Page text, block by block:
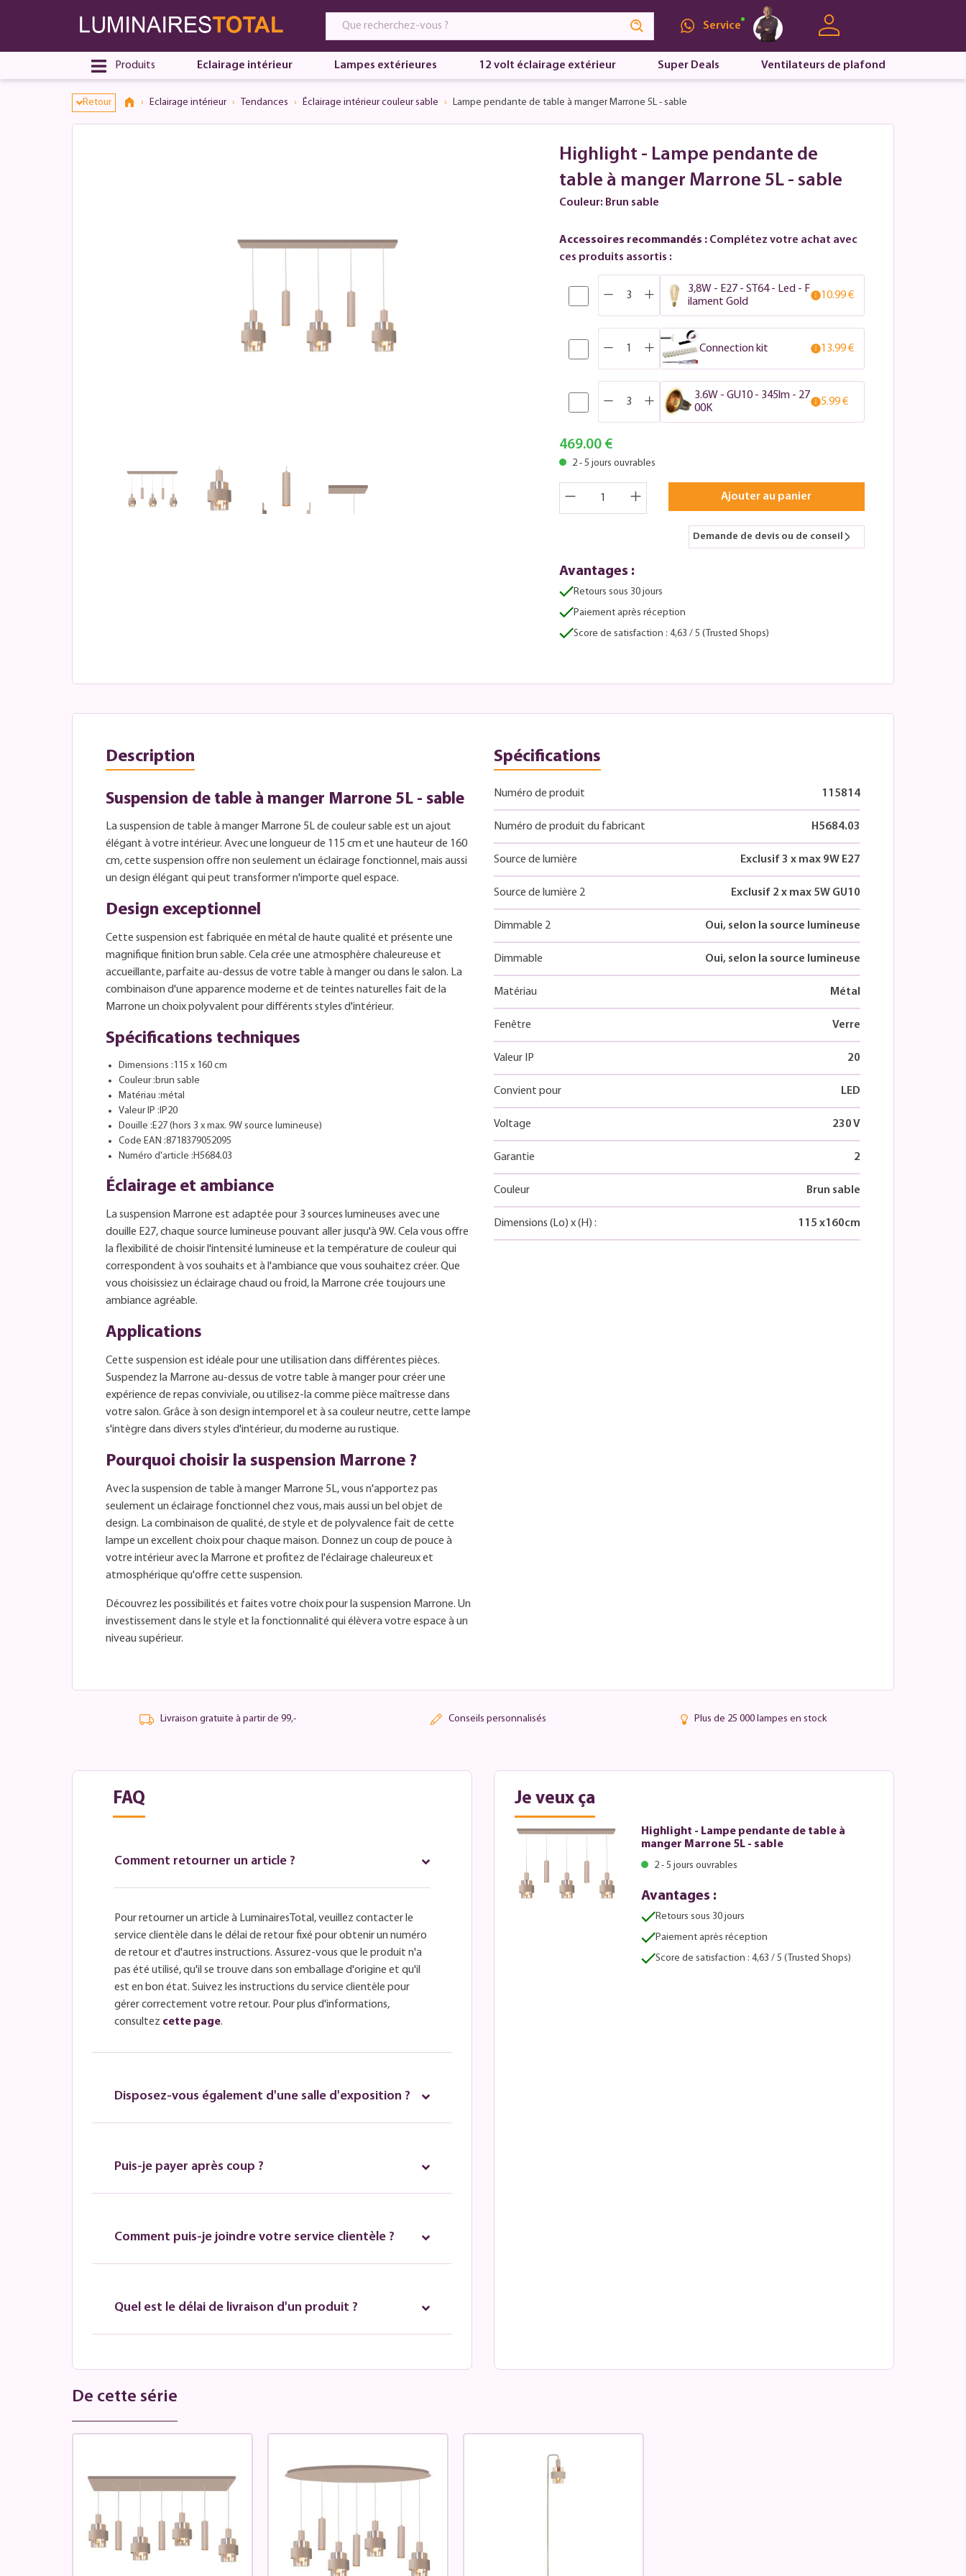
Service
Produits Eclairage intérieur Lampes extérieures 12 volt éclairage extérieur Super Deals Ventilateurs de plafond
Retour Eclairage intérieur Tendances Éclairage intérieur couleur sable Lampe pendante de table à manger Marrone 5L - sable
Highlight - Lampe pendante de
table à manger Marrone 5L - sable
Couleur: Brun sable
Accessoires recommandés : Complétez votre achat avec
ces produits assortis :
3,8W - E27 - ST64 - Led - F
ilament Gold
10.99 €
Connection kit 13.99 €
3.6W - GU10 - 345lm - 27
00K
5.99 €
469.00 €
2 - 5 jours ouvrables
Ajouter au panier
Demande de devis ou de conseil
Avantages :
Retours sous 30 jours
Paiement après réception
Score de satisfaction : 4,63 / 5 (Trusted Shops)
Description
Suspension de table à manger Marrone 5L - sable
La suspension de table à manger Marrone 5L de couleur sable est un ajout
élégant à votre intérieur. Avec une longueur de 115 cm et une hauteur de 160
cm, cette suspension offre non seulement un éclairage fonctionnel, mais aussi
un design élégant qui peut transformer n'importe quel espace.
Design exceptionnel
Cette suspension est fabriquée en métal de haute qualité et présente une
magnifique finition brun sable. Cela crée une atmosphère chaleureuse et
accueillante, parfaite au-dessus de votre table à manger ou dans le salon. La
combinaison d'une apparence moderne et de teintes naturelles fait de la
Marrone un choix polyvalent pour différents styles d'intérieur.
Spécifications techniques
Dimensions :115 x 160 cm
Couleur :brun sable
Matériau :métal
Valeur IP :IP20
Douille :E27 (hors 3 x max. 9W source lumineuse)
Code EAN :8718379052095
Numéro d'article :H5684.03
Éclairage et ambiance
La suspension Marrone est adaptée pour 3 sources lumineuses avec une
douille E27, chaque source lumineuse pouvant aller jusqu'à 9W. Cela vous offre
la flexibilité de choisir l'intensité lumineuse et la température de couleur qui
correspondent à vos souhaits et à l'ambiance que vous souhaitez créer. Que
vous choisissiez un éclairage chaud ou froid, la Marrone crée toujours une
ambiance agréable.
Applications
Cette suspension est idéale pour une utilisation dans différentes pièces.
Suspendez la Marrone au-dessus de votre table à manger pour créer une
expérience de repas conviviale, ou utilisez-la comme pièce maîtresse dans
votre salon. Grâce à son design intemporel et à sa couleur neutre, cette lampe
s'intègre dans divers styles d'intérieur, du moderne au rustique.
Pourquoi choisir la suspension Marrone ?
Avec la suspension de table à manger Marrone 5L, vous n'apportez pas
seulement un éclairage fonctionnel chez vous, mais aussi un bel objet de
design. La combinaison de qualité, de style et de polyvalence fait de cette
lampe un excellent choix pour chaque maison. Donnez un coup de pouce à
votre intérieur avec la Marrone et profitez de l'éclairage chaleureux et
atmosphérique qu'offre cette suspension.
Découvrez les possibilités et faites votre choix pour la suspension Marrone. Un
investissement dans le style et la fonctionnalité qui élèvera votre espace à un
niveau supérieur.
Spécifications
Numéro de produit 115814
Numéro de produit du fabricant H5684.03
Source de lumière Exclusif 3 x max 9W E27
Source de lumière 2 Exclusif 2 x max 5W GU10
Dimmable 2 Oui, selon la source lumineuse
Dimmable Oui, selon la source lumineuse
Matériau Métal
Fenêtre Verre
Valeur IP 20
Convient pour LED
Voltage 230 V
Garantie 2
Couleur Brun sable
Dimensions (Lo) x(H) : 115 x160cm
Livraison gratuite à partir de 99,- Conseils personnalisés Plus de 25 000 lampes en stock
FAQ
Comment retourner un article ?
Pour retourner un article à LuminairesTotal, veuillez contacter le
service clientèle dans le délai de retour fixé pour obtenir un numéro
de retour et d'autres instructions. Assurez-vous que le produit n'a
pas été utilisé, qu'il se trouve dans son emballage d'origine et qu'il
est en bon état. Suivez les instructions du service clientèle pour
gérer correctement votre retour. Pour plus d'informations,
consultez cette page.
Disposez-vous également d'une salle d'exposition ?
Puis-je payer après coup ?
Comment puis-je joindre votre service clientèle ?
Quel est le délai de livraison d'un produit ?
Je veux ça
Highlight - Lampe pendante de table à
manger Marrone 5L - sable
2 - 5 jours ouvrables
Avantages :
Retours sous 30 jours
Paiement après réception
Score de satisfaction : 4,63 / 5 (Trusted Shops)
De cette série